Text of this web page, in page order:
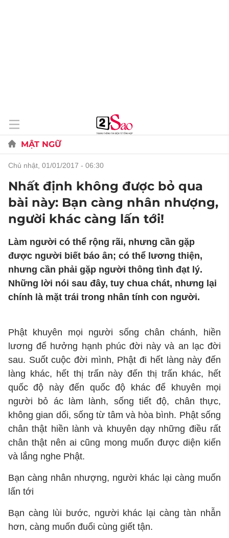
MẬT NGỮ
chủ nhật, 01/01/2017 - 06:30
Nhất định không được bỏ qua
bài này: Bạn càng nhân nhượng,
người khác càng lấn tới!
Làm người có thể rộng rãi, nhưng cần gặp
được người biết báo ân; có thể lương thiện,
nhưng cần phải gặp người thông tình đạt lý.
Những lời nói sau đây, tuy chua chát, nhưng lại
chính là mặt trái trong nhân tính con người.
Phật khuyên mọi người sống chân chánh, hiền
lương để hưởng hạnh phúc đời này và an lạc đời
sau. Suốt cuộc đời mình, Phật đi hết làng này đến
làng khác, hết thị trấn này đến thị trấn khác, hết
quốc độ này đến quốc độ khác để khuyên mọi
người bỏ ác làm lành, sống tiết độ, chân thực,
không gian dối, sống từ tâm và hòa bình. Phật sống
chân thật hiền lành và khuyên dạy những điều rất
chân thật nên ai cũng mong muốn được diện kiến
và lắng nghe Phật.
Bạn càng nhân nhượng, người khác lại càng muốn
lấn tới
Bạn càng lùi bước, người khác lại càng tàn nhẫn
hơn, càng muốn đuổi cùng giết tận.